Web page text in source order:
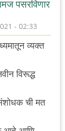
पसरविणार
- 02:33
व्यक्त
विरूद्ध
ची मत